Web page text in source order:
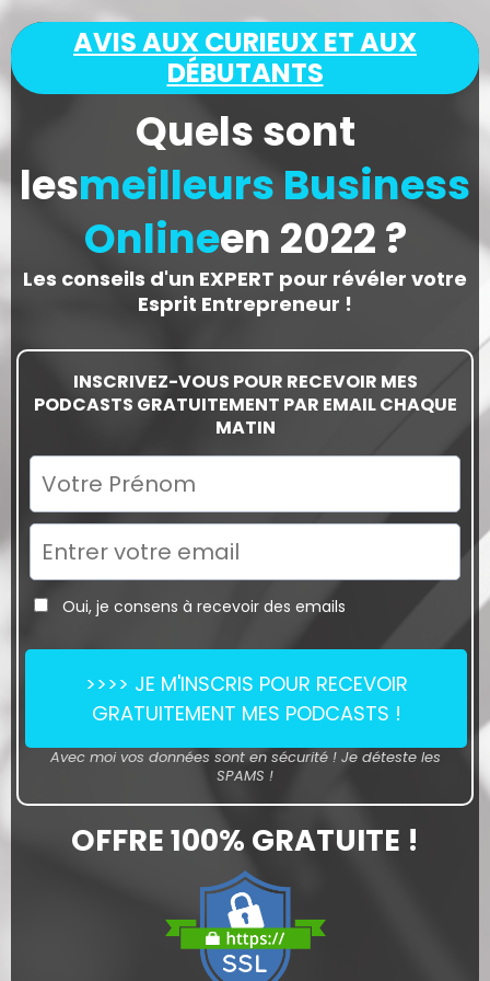
AVIS AUX CURIEUX ET AUX
DÉBUTANTS
Quels sont
lesmeilleurs Business
Onlineen 2022 ?
Les conseils d'un EXPERT pour révéler votre
Esprit Entrepreneur !
INSCRIVEZ-VOUS POUR RECEVOIR MES
PODCASTS GRATUITEMENT PAR EMAIL CHAQUE
MATIN
Oui, je consens à recevoir des emails
>>>> JE M'INSCRIS POUR RECEVOIR
GRATUITEMENT MES PODCASTS !
Avec moi vos données sont en sécurité ! Je déteste les
SPAMS !
OFFRE 100% GRATUITE !